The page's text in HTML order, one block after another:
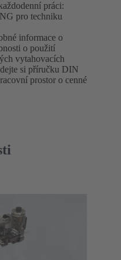
práci:
pro techniku
informace o
o použití
vytahovacích
si příručku DIN
prostor o cenné